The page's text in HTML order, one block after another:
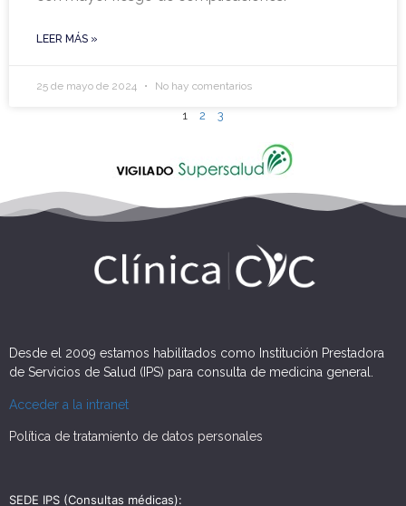
LEER MÁS »
25 de mayo de 2024 No hay comentarios
1 2 3
Desde el 2009 estamos habilitados como Institución Prestadora
de Servicios de Salud (IPS) para consulta de medicina general.
Acceder a la intranet
Política de tratamiento de datos personales
SEDE IPS (Consultas médicas):